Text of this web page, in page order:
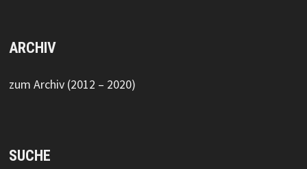
ARCHIV
zum Archiv (2012 – 2020)
SUCHE